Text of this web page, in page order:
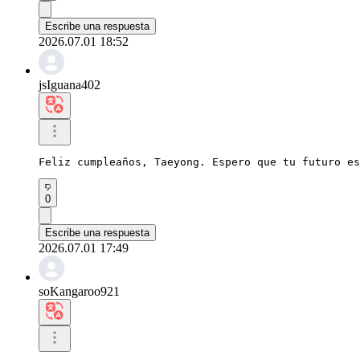
Escribe una respuesta
2026.07.01 18:52
jsIguana402
Feliz cumpleaños, Taeyong. Espero que tu
0
Escribe una respuesta
2026.07.01 17:49
soKangaroo921